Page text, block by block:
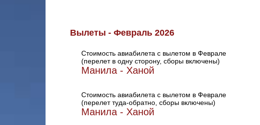
Вылеты - Февраль 2026
Стоимость авиабилета с вылетом в Феврале
(перелет в одну сторону, сборы включены)
Манила - Ханой
Стоимость авиабилета с вылетом в Феврале
(перелет туда-обратно, сборы включены)
Манила - Ханой